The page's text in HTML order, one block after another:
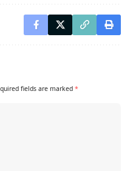
fields are marked *